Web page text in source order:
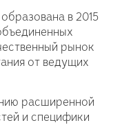
в 2015
рынок
от ведущих
расширенной
и специфики